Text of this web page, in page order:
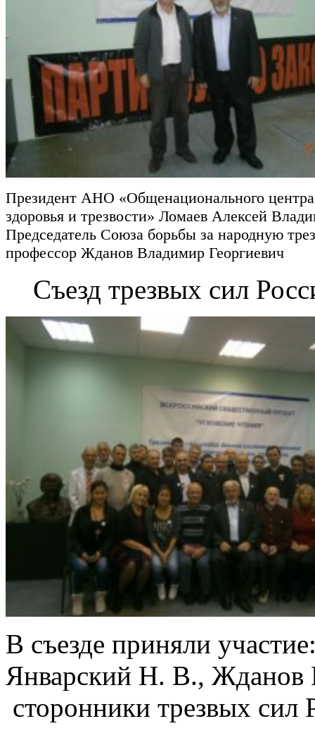
Президент АНО «Общенационального центра
здоровья и трезвости» Ломаев Алексей
Председатель Союза борьбы за народную
профессор Жданов Владимир Георгиевич
Съезд трезвых сил
В съезде приняли
Январский Н. В.,
сторонники трезвых сил